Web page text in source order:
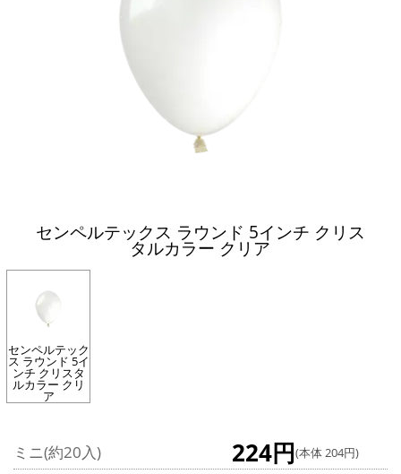
センペルテックス ラウンド 5インチ クリス
タルカラー クリア
センペルテック
ス ラウンド 5イ
ンチ クリスタ
ルカラー クリ
ア
ミニ(約20入) 224円(本体 204円)